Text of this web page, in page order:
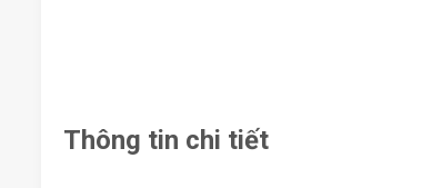
Thông tin chi tiết